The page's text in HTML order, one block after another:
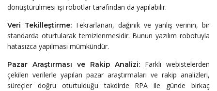
dönüştürülmesi işi robotlar tarafından da yapılabilir.
Veri Tekilleştirme:Tekrarlanan, dağınık ve yanlış verinin, bir
standarda oturtularak temizlenmesidir. Bunun yazılım robotuyla
hatasızca yapılması mümkündür.
Pazar Araştırması ve Rakip Analizi: Farklı webistelerden
çekilen verilerle yapılan pazar araştırmaları ve rakip analizleri,
süreçler doğru oturtulduğu takdirde RPA ile günde birkaç